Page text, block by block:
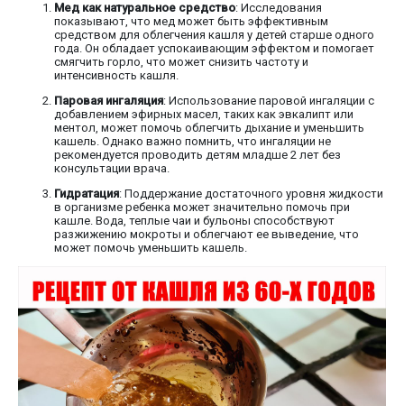
Мед как натуральное средство: Исследования
показывают, что мед может быть эффективным
средством для облегчения кашля у детей старше одного
года. Он обладает успокаивающим эффектом и помогает
смягчить горло, что может снизить частоту и
интенсивность кашля.
Паровая ингаляция: Использование паровой ингаляции с
добавлением эфирных масел, таких как эвкалипт или
ментол, может помочь облегчить дыхание и уменьшить
кашель. Однако важно помнить, что ингаляции не
рекомендуется проводить детям младше 2 лет без
консультации врача.
Гидратация: Поддержание достаточного уровня жидкости
в организме ребенка может значительно помочь при
кашле. Вода, теплые чаи и бульоны способствуют
разжижению мокроты и облегчают ее выведение, что
может помочь уменьшить кашель.